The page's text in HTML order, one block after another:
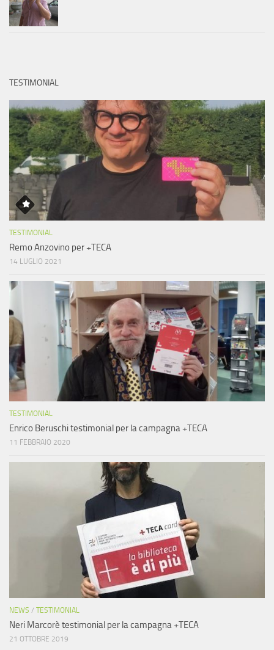
TESTIMONIAL
TESTIMONIAL
Remo Anzovino per +TECA
14 LUGLIO 2021
TESTIMONIAL
Enrico Beruschi testimonial per la campagna +TECA
11 FEBBRAIO 2020
NEWS / TESTIMONIAL
Neri Marcorè testimonial per la campagna +TECA
21 OTTOBRE 2019